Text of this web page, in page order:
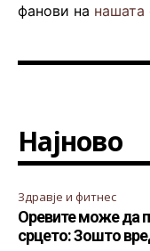
фанови на нашата
Најново
Здравје и фитнес
Оревите може да
срцето: Зошто